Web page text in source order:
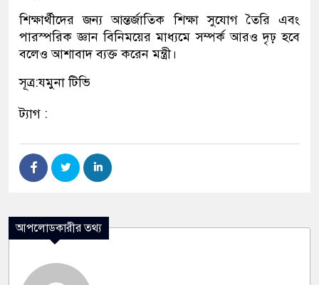
শিক্ষার্থীদের জন্য আন্তর্জাতিক শিক্ষা সুযোগ তৈরি এবং
পারস্পরিক জ্ঞান বিনিময়ের মাধ্যমে সম্পর্ক আরও দৃঢ় হবে
বলেও আশাবাদ ব্যক্ত করেন মন্ত্রী।
সূত্র:যমুনা টিভি
ট্যাগ :
আপলোডকারীর তথ্য